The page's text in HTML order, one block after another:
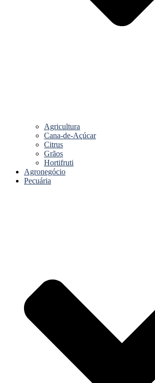
Agricultura
Cana-de-Açúcar
Citrus
Grãos
Hortifruti
Agronegócio
Pecuária